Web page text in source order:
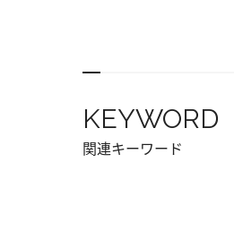
KEYWORD
関連キーワード